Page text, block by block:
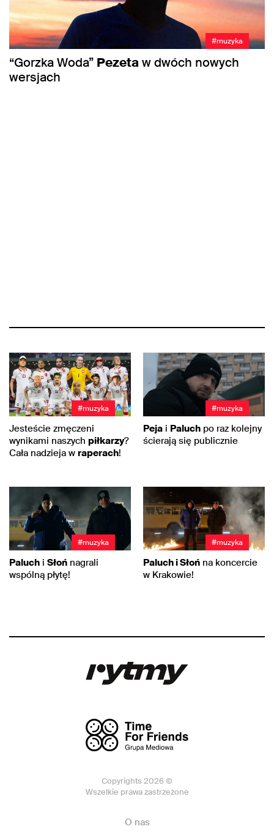
#muzyka
“Gorzka Woda” Pezetaw dwóch nowych
wersjach
#muzyka
Jesteście zmęczeni
wynikami naszych piłkarzy?
Cała nadzieja w raperach!
#muzyka
Peja i Paluch po raz kolejny
ścierają się publicznie
#muzyka
Paluch i Słoń nagrali
wspólną płytę!
#muzyka
Paluch i Słoń na koncercie
w Krakowie!
Copyrights 2026 ©
Wszelkie prawa zastrzeżone
O nas